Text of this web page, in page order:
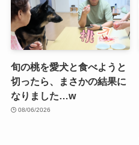
旬の桃を愛犬と食べようと
切ったら、まさかの結果に
なりました…w
08/06/2026